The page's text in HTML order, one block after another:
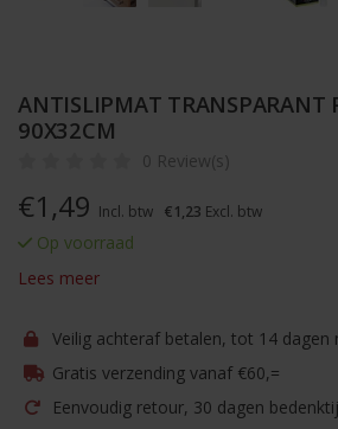
ANTISLIPMAT TRANSPARANT
90X32CM
0 Review(s)
€1,49 Incl. btw €1,23 Excl. btw
Op voorraad
Lees meer
Veilig achteraf betalen, tot 14 dagen
Gratis verzending vanaf €60,=
Eenvoudig retour, 30 dagen